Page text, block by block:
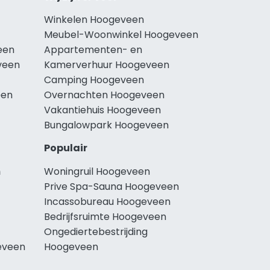
Winkelen Hoogeveen
Meubel-Woonwinkel Hoogeveen
Appartementen- en
Kamerverhuur Hoogeveen
Camping Hoogeveen
Overnachten Hoogeveen
Vakantiehuis Hoogeveen
Bungalowpark Hoogeveen
Populair
Woningruil Hoogeveen
Prive Spa-Sauna Hoogeveen
Incassobureau Hoogeveen
Bedrijfsruimte Hoogeveen
Ongediertebestrijding
Hoogeveen